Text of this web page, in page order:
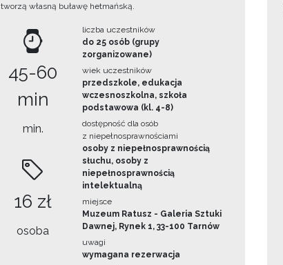
tworzą własną buławę hetmańską.
45-60
min
min.
16 zł
osoba
liczba uczestników
do 25 osób (grupy
zorganizowane)
wiek uczestników
przedszkole, edukacja
wczesnoszkolna, szkoła
podstawowa (kl. 4-8)
dostępność dla osób
z niepełnosprawnościami
osoby z niepełnosprawnością
słuchu, osoby z
niepełnosprawnością
intelektualną
miejsce
Muzeum Ratusz - Galeria Sztuki
Dawnej, Rynek 1, 33-100 Tarnów
uwagi
wymagana rezerwacja